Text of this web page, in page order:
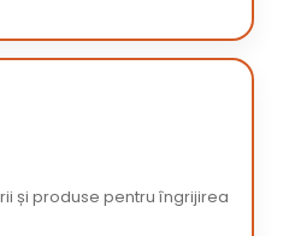
și produse pentru îngrijirea